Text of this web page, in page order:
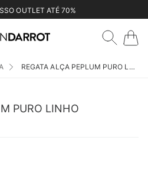
OUTLET ATÉ 70%
REGATA ALÇA PEPLUM PURO LINHO
PURO LINHO